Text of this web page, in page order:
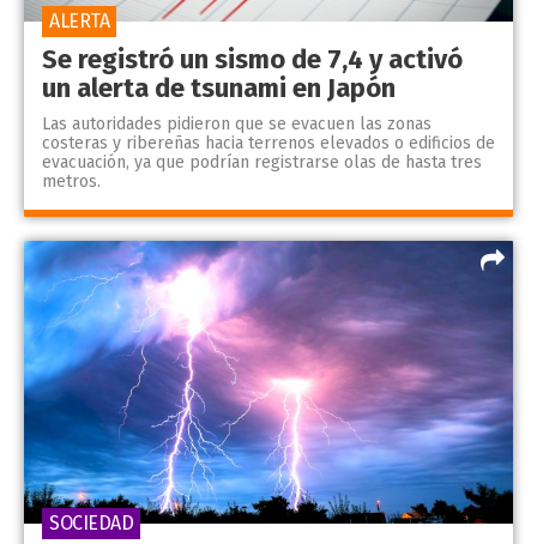
Se registró un sismo de 7,4 y activó
un alerta de tsunami en Japón
Las autoridades pidieron que se evacuen las zonas
costeras y ribereñas hacia terrenos elevados o edificios de
evacuación, ya que podrían registrarse olas de hasta tres
metros.
ALERTA
SOCIEDAD